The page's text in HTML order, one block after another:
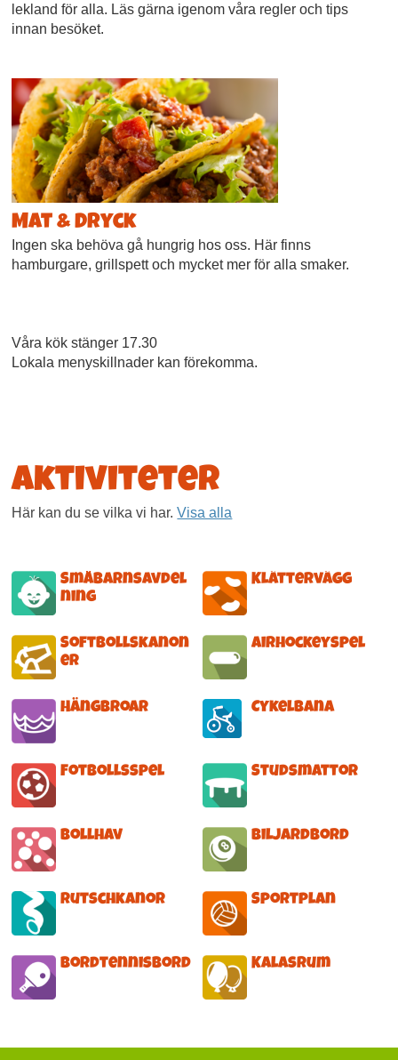
lekland för alla. Läs gärna igenom våra regler och tips
innan besöket.
Mat & Dryck
Ingen ska behöva gå hungrig hos oss. Här finns
hamburgare, grillspett och mycket mer för alla smaker.
Våra kök stänger 17.30
Lokala menyskillnader kan förekomma.
Aktiviteter
Här kan du se vilka vi har.Visa alla
Småbarnsavdel
ning
Klättervägg
Softbollskanon
er
Airhockeyspel
Hängbroar Cykelbana
Fotbollsspel Studsmattor
Bollhav Biljardbord
Rutschkanor Sportplan
Bordtennisbord Kalasrum